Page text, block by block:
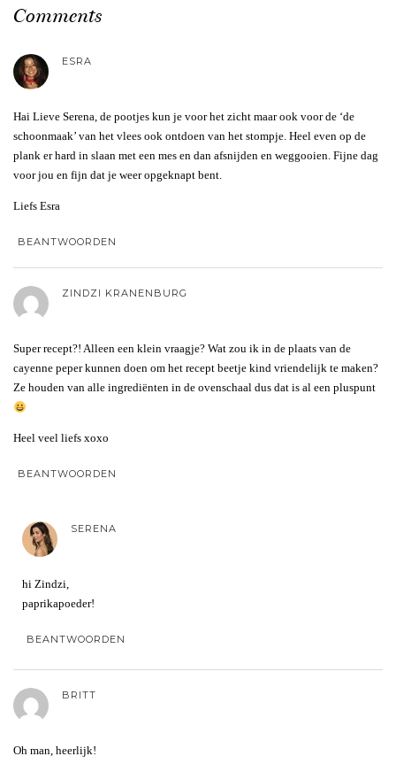
Comments
ESRA
Hai Lieve Serena, de pootjes kun je voor het zicht maar ook voor de ‘de
schoonmaak’ van het vlees ook ontdoen van het stompje. Heel even op de
plank er hard in slaan met een mes en dan afsnijden en weggooien. Fijne dag
voor jou en fijn dat je weer opgeknapt bent.
Liefs Esra
BEANTWOORDEN
ZINDZI KRANENBURG
Super recept?! Alleen een klein vraagje? Wat zou ik in de plaats van de
cayenne peper kunnen doen om het recept beetje kind vriendelijk te maken?
Ze houden van alle ingrediënten in de ovenschaal dus dat is al een pluspunt
Heel veel liefs xoxo
BEANTWOORDEN
SERENA
hi Zindzi,
paprikapoeder!
BEANTWOORDEN
BRITT
Oh man, heerlijk!